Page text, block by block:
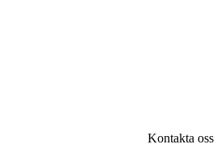
Kontakta oss